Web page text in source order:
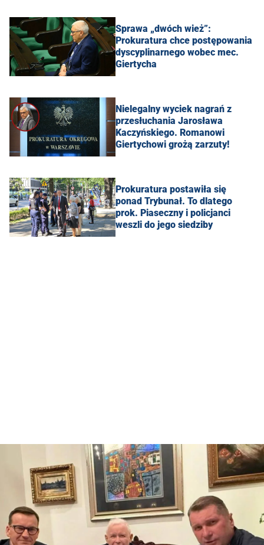
Sprawa „dwóch wież”:
Prokuratura chce postępowania
dyscyplinarnego wobec mec.
Giertycha
Nielegalny wyciek nagrań z
przesłuchania Jarosława
Kaczyńskiego. Romanowi
Giertychowi grożą zarzuty!
Prokuratura postawiła się
ponad Trybunał. To dlatego
prok. Piaseczny i policjanci
weszli do jego siedziby